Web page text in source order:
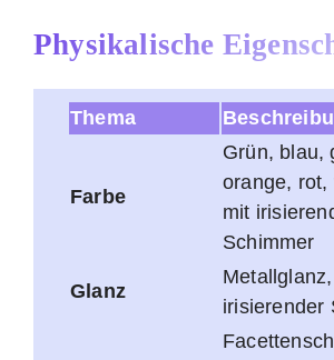
Physikalische
Thema
Farbe
Grün, blau,
orange, rot,
mit
Schimmer
Glanz
Metallglanz,
irisierender